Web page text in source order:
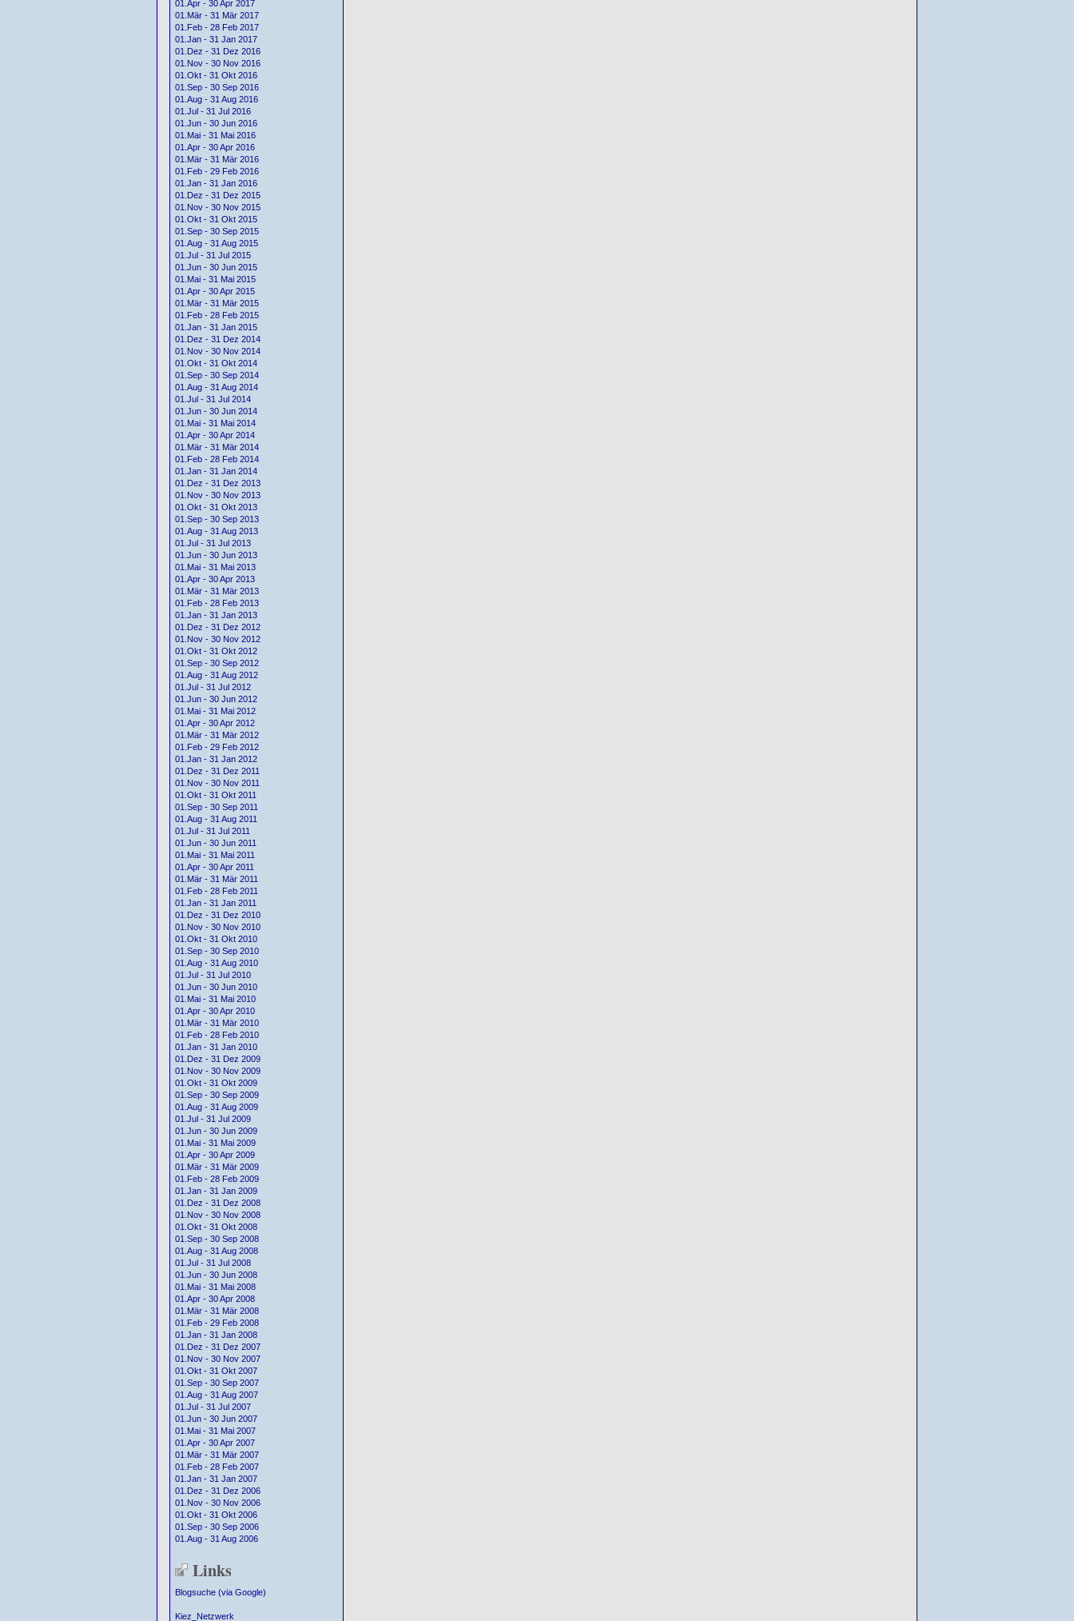
01.Apr - 30 Apr 2017
01.Mär - 31 Mär 2017
01.Feb - 28 Feb 2017
01.Jan - 31 Jan 2017
01.Dez - 31 Dez 2016
01.Nov - 30 Nov 2016
01.Okt - 31 Okt 2016
01.Sep - 30 Sep 2016
01.Aug - 31 Aug 2016
01.Jul - 31 Jul 2016
01.Jun - 30 Jun 2016
01.Mai - 31 Mai 2016
01.Apr - 30 Apr 2016
01.Mär - 31 Mär 2016
01.Feb - 29 Feb 2016
01.Jan - 31 Jan 2016
01.Dez - 31 Dez 2015
01.Nov - 30 Nov 2015
01.Okt - 31 Okt 2015
01.Sep - 30 Sep 2015
01.Aug - 31 Aug 2015
01.Jul - 31 Jul 2015
01.Jun - 30 Jun 2015
01.Mai - 31 Mai 2015
01.Apr - 30 Apr 2015
01.Mär - 31 Mär 2015
01.Feb - 28 Feb 2015
01.Jan - 31 Jan 2015
01.Dez - 31 Dez 2014
01.Nov - 30 Nov 2014
01.Okt - 31 Okt 2014
01.Sep - 30 Sep 2014
01.Aug - 31 Aug 2014
01.Jul - 31 Jul 2014
01.Jun - 30 Jun 2014
01.Mai - 31 Mai 2014
01.Apr - 30 Apr 2014
01.Mär - 31 Mär 2014
01.Feb - 28 Feb 2014
01.Jan - 31 Jan 2014
01.Dez - 31 Dez 2013
01.Nov - 30 Nov 2013
01.Okt - 31 Okt 2013
01.Sep - 30 Sep 2013
01.Aug - 31 Aug 2013
01.Jul - 31 Jul 2013
01.Jun - 30 Jun 2013
01.Mai - 31 Mai 2013
01.Apr - 30 Apr 2013
01.Mär - 31 Mär 2013
01.Feb - 28 Feb 2013
01.Jan - 31 Jan 2013
01.Dez - 31 Dez 2012
01.Nov - 30 Nov 2012
01.Okt - 31 Okt 2012
01.Sep - 30 Sep 2012
01.Aug - 31 Aug 2012
01.Jul - 31 Jul 2012
01.Jun - 30 Jun 2012
01.Mai - 31 Mai 2012
01.Apr - 30 Apr 2012
01.Mär - 31 Mär 2012
01.Feb - 29 Feb 2012
01.Jan - 31 Jan 2012
01.Dez - 31 Dez 2011
01.Nov - 30 Nov 2011
01.Okt - 31 Okt 2011
01.Sep - 30 Sep 2011
01.Aug - 31 Aug 2011
01.Jul - 31 Jul 2011
01.Jun - 30 Jun 2011
01.Mai - 31 Mai 2011
01.Apr - 30 Apr 2011
01.Mär - 31 Mär 2011
01.Feb - 28 Feb 2011
01.Jan - 31 Jan 2011
01.Dez - 31 Dez 2010
01.Nov - 30 Nov 2010
01.Okt - 31 Okt 2010
01.Sep - 30 Sep 2010
01.Aug - 31 Aug 2010
01.Jul - 31 Jul 2010
01.Jun - 30 Jun 2010
01.Mai - 31 Mai 2010
01.Apr - 30 Apr 2010
01.Mär - 31 Mär 2010
01.Feb - 28 Feb 2010
01.Jan - 31 Jan 2010
01.Dez - 31 Dez 2009
01.Nov - 30 Nov 2009
01.Okt - 31 Okt 2009
01.Sep - 30 Sep 2009
01.Aug - 31 Aug 2009
01.Jul - 31 Jul 2009
01.Jun - 30 Jun 2009
01.Mai - 31 Mai 2009
01.Apr - 30 Apr 2009
01.Mär - 31 Mär 2009
01.Feb - 28 Feb 2009
01.Jan - 31 Jan 2009
01.Dez - 31 Dez 2008
01.Nov - 30 Nov 2008
01.Okt - 31 Okt 2008
01.Sep - 30 Sep 2008
01.Aug - 31 Aug 2008
01.Jul - 31 Jul 2008
01.Jun - 30 Jun 2008
01.Mai - 31 Mai 2008
01.Apr - 30 Apr 2008
01.Mär - 31 Mär 2008
01.Feb - 29 Feb 2008
01.Jan - 31 Jan 2008
01.Dez - 31 Dez 2007
01.Nov - 30 Nov 2007
01.Okt - 31 Okt 2007
01.Sep - 30 Sep 2007
01.Aug - 31 Aug 2007
01.Jul - 31 Jul 2007
01.Jun - 30 Jun 2007
01.Mai - 31 Mai 2007
01.Apr - 30 Apr 2007
01.Mär - 31 Mär 2007
01.Feb - 28 Feb 2007
01.Jan - 31 Jan 2007
01.Dez - 31 Dez 2006
01.Nov - 30 Nov 2006
01.Okt - 31 Okt 2006
01.Sep - 30 Sep 2006
01.Aug - 31 Aug 2006
Links
Blogsuche (via Google)
Kiez_Netzwerk